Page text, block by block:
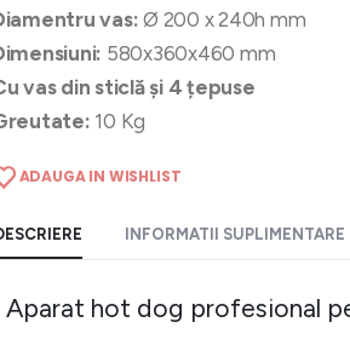
vas: Ø 200 x 240h mm
580x360x460 mm
vas din sticlă și 4 țepuse
10 Kg
ADAUGA IN WISHLIST
INFORMATII SUPLIMENTARE
Aparat hot dog profesional